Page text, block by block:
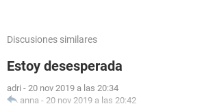
Discusiones similares
Estoy desesperada
adri - 20 nov 2019 a las 20:34
anna - 20 nov 2019 a las 20:42